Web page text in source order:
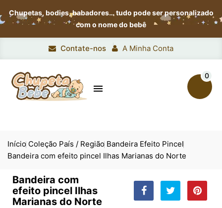
Chupetas, bodies, babadores…tudo pode ser personalizado
com o nome do bebê
Contate-nos A Minha Conta

0
Início Coleção País / Região Bandeira Efeito Pincel
Bandeira com efeito pincel Ilhas Marianas do Norte
Bandeira com
efeito pincel Ilhas
Marianas do Norte